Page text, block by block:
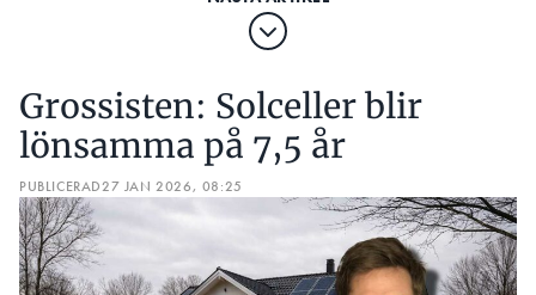
Grossisten: Solceller blir
lönsamma på 7,5 år
PUBLICERAD27 JAN 2026, 08:25